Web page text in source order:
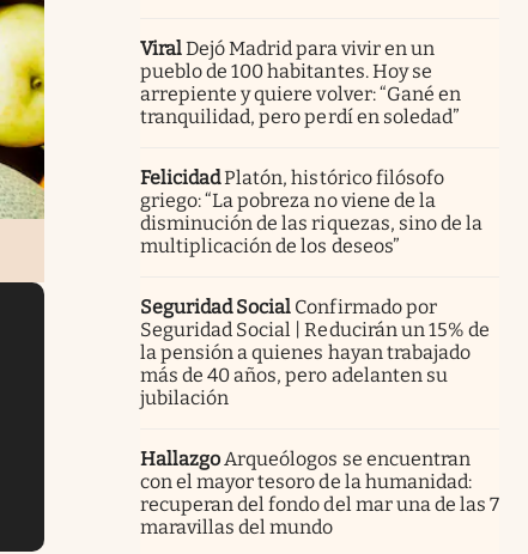
ViralDejó Madrid para vivir en un
pueblo de 100 habitantes. Hoy se
arrepiente y quiere volver: “Gané en
tranquilidad, pero perdí en soledad”
FelicidadPlatón, histórico filósofo
griego: “La pobreza no viene de la
disminución de las riquezas, sino de la
multiplicación de los deseos”
Seguridad Social Confirmado por
Seguridad Social | Reducirán un 15% de
la pensión a quienes hayan trabajado
más de 40 años, pero adelanten su
jubilación
HallazgoArqueólogos se encuentran
con el mayor tesoro de la humanidad:
recuperan del fondo del mar una de las 7
maravillas del mundo